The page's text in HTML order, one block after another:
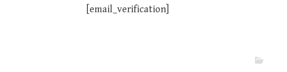
[email_verification]